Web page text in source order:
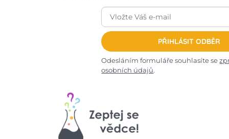
PŘIHLÁSIT ODBĚR
Odesláním formuláře souhlasíte se
osobních údajů.